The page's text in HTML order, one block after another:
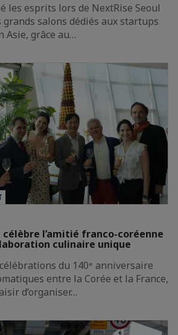
les esprits lors de NextRise Seoul
grands salons dédiés aux startups
Asie, grâce au…
célèbre l’amitié franco-coréenne
culinaire unique
du 140ᵉ anniversaire
entre la Corée et la France,
d’organiser…